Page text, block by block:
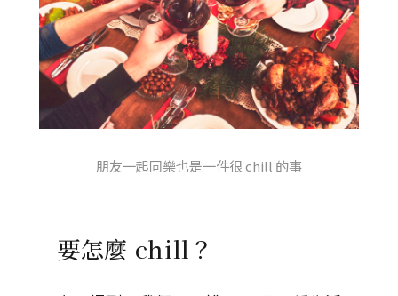
朋友一起同樂也是一件很 chill 的事
要怎麼 chill？